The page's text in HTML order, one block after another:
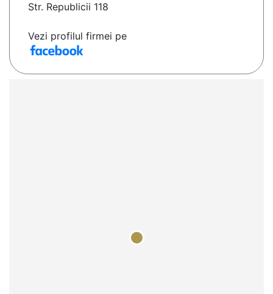
Str. Republicii 118
Vezi profilul firmei pe